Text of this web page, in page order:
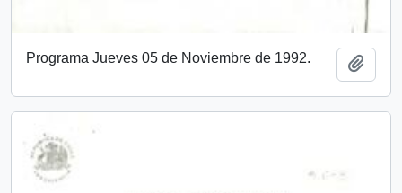
Programa Jueves 05 de Noviembre de 1992.